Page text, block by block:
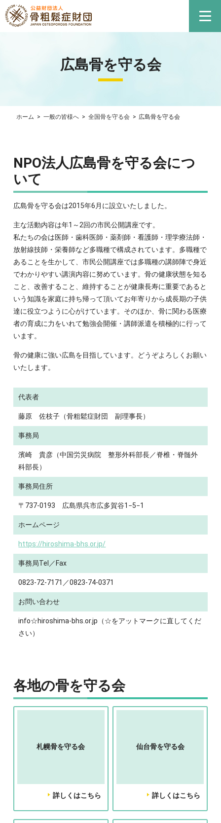
広島骨を守る会
ホーム > 一般の皆様へ > 全国骨を守る会 > 広島骨を守る会
NPO法人広島骨を守る会につ
いて
広島骨を守る会は2015年6月に設立いたしました。
主な活動内容は年1～2回の市民公開講座です。
私たちの会は医師・歯科医師・薬剤師・看護師・理学療法師・
放射線技師・栄養師など多職種で構成されています。多職種で
あることを生かして、市民公開講座では多職種の講師陣で身近
でわかりやすい講演内容に努めています。骨の健康状態を知る
こと、改善すること、維持することが健康長寿に重要であると
いう知識を家庭に持ち帰って頂いてお年寄りから成長期の子供
達に役立つように心がけています。そのほか、骨に関わる医療
者の育成に力をいれて勉強会開催・講師派遣を積極的に行って
います。
骨の健康に強い広島を目指しています。どうぞよろしくお願い
いたします。
代表者
藤原 佐枝子（骨粗鬆症財団 副理事長）
事務局
濱崎 貴彦（中国労災病院 整形外科部長／脊椎・脊髄外
科部長）
事務局住所
〒737-0193 広島県呉市広多賀谷1−5−1
ホームページ
https://hiroshima-bhs.or.jp/
事務局Tel／Fax
0823-72-7171／0823-74-0371
お問い合わせ
info☆hiroshima-bhs.or.jp（☆をアットマークに直してくだ
さい）
737-
0193
島
県
呉
市
広
多
賀
谷
1−5−1
務
局
72-
7171
務
局
74-
0371
問
い
わ
せ
taka_ham☆d3.dion.ne.jp
を
ア
ッ
ト
マ
ー
に
て
だ
さ
各地の骨を守る会
札幌骨を守る会
詳しくはこちら
仙台骨を守る会
詳しくはこちら